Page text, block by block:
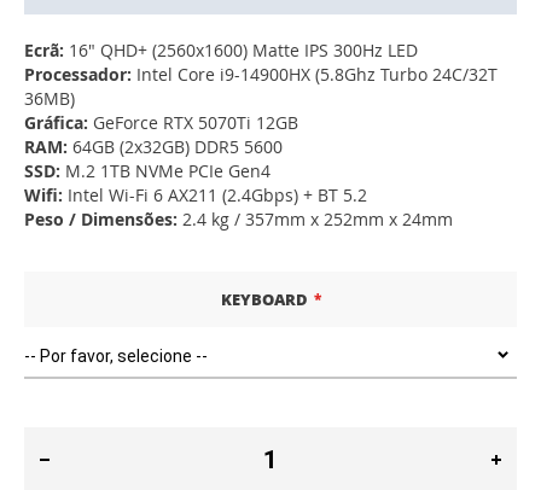
Ecrã: 16" QHD+ (2560x1600) Matte IPS 300Hz LED
Processador: Intel Core i9-14900HX (5.8Ghz Turbo 24C/32T
36MB)
Gráfica: GeForce RTX 5070Ti 12GB
RAM: 64GB (2x32GB) DDR5 5600
SSD: M.2 1TB NVMe PCIe Gen4
Wifi: Intel Wi-Fi 6 AX211 (2.4Gbps) + BT 5.2
Peso / Dimensões: 2.4 kg / 357mm x 252mm x 24mm
KEYBOARD